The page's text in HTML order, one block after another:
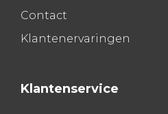
Contact
Klantenervaringen
Klantenservice